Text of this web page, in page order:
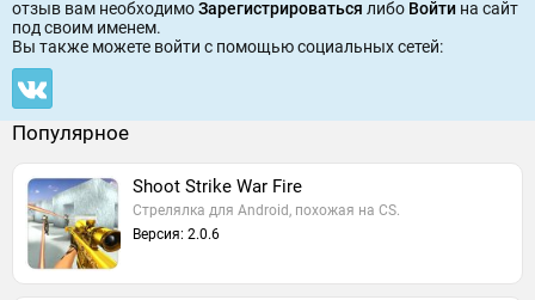
отзыв вам необходимоЗарегистрироваться либо Войти на сайт
под своим именем.
Вы также можете войти c помощью социальных сетей:
Популярное
Shoot Strike War Fire
Стрелялка для Android, похожая на CS.
Версия: 2.0.6